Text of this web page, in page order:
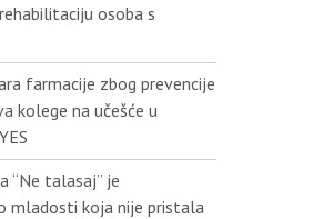
osoba s
farmacije zbog prevencije
kolege na učešće u
“Ne talasaj” je
mladosti koja nije pristala